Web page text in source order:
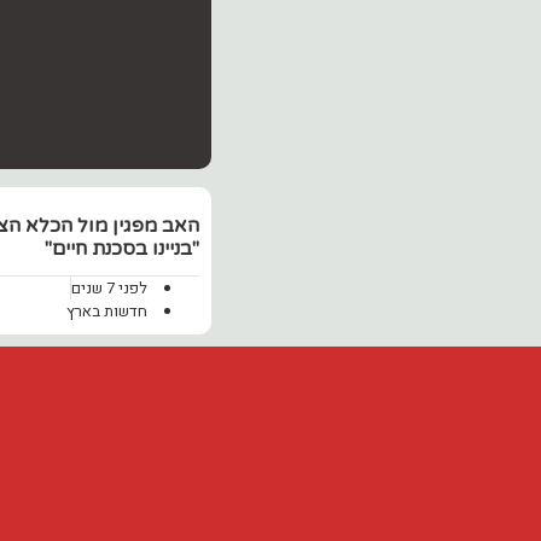
האב מפגין מול הכלא
"בניינו בסכנת חיים"
לפני 7 שנים
חדשות בארץ